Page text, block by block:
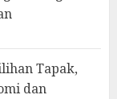
Tapak,
dan